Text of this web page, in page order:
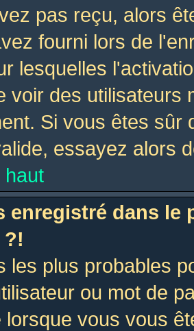
pas reçu, alors
fourni lors de
lesquelles
voir des utilisateurs
Si vous êtes sûr
essayez alors
haut
enregistré dans le
?!
les plus probables
ou mot de
lorsque vous vous